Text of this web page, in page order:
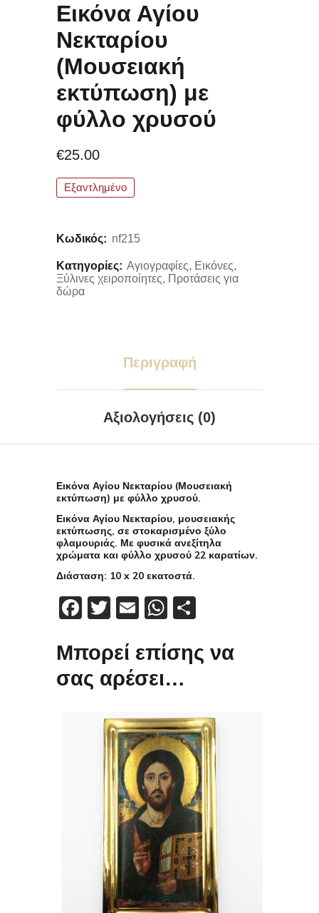
Εικόνα Αγίου
Νεκταρίου
(Μουσειακή
εκτύπωση) με
φύλλο χρυσού
€25.00
Εξαντλημένο
Κωδικός: nf215
Κατηγορίες: Αγιογραφίες, Εικόνες,
Ξύλινες χειροποίητες, Προτάσεις για
δώρα
Περιγραφή
Αξιολογήσεις (0)
Εικόνα Αγίου Νεκταρίου (Μουσειακή
εκτύπωση) με φύλλο χρυσού.
Εικόνα Αγίου Νεκταρίου, μουσειακής
εκτύπωσης, σε στοκαρισμένο ξύλο
φλαμουριάς. Με φυσικά ανεξίτηλα
χρώματα και φύλλο χρυσού 22 καρατίων.
Διάσταση: 10 x 20 εκατοστά.
Facebook
Twitter
EmailWhatsApp
Μπορεί επίσης να
σας αρέσει…